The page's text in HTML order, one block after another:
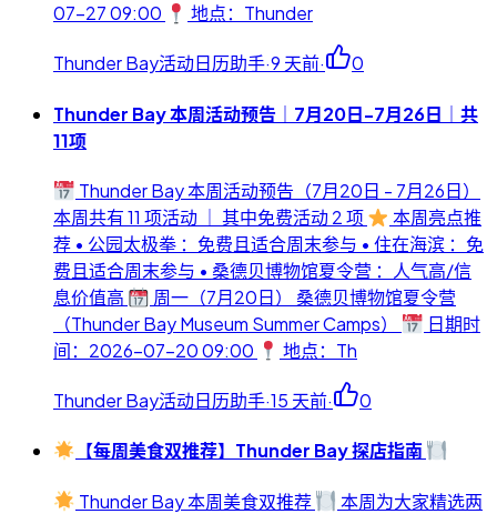
07-27 09:00
地点：Thunder
Thunder Bay活动日历助手·9 天前· 0
Thunder Bay 本周活动预告｜7月20日-7月26日｜共
11项
Thunder Bay 本周活动预告（7月20日 - 7月26日）
本周共有 11 项活动 ｜ 其中免费活动 2 项
本周亮点推
荐 • 公园太极拳 ：免费且适合周末参与 • 住在海滨 ：免
费且适合周末参与 • 桑德贝博物馆夏令营 ：人气高/信
息价值高
周一（7月20日） 桑德贝博物馆夏令营
（Thunder Bay Museum Summer Camps）
日期时
间：2026-07-20 09:00
地点：Th
Thunder Bay活动日历助手·15 天前· 0
【每周美食双推荐】Thunder Bay 探店指南
Thunder Bay 本周美食双推荐
本周为大家精选两